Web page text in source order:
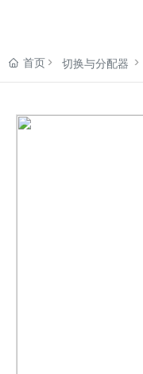
首页 切换与分配器